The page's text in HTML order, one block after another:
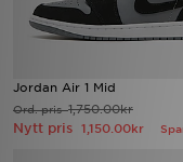
Jordan Air 1 Mid
Ord. pris1,750.00kr
Nytt pris 1,150.00kr